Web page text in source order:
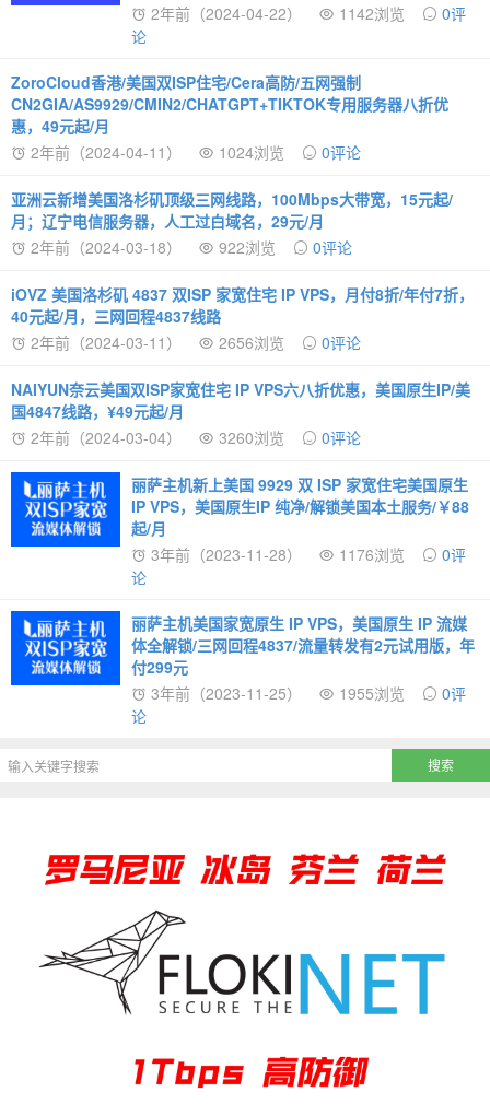
2年前（2024-04-22）
1142浏览
0评
论
ZoroCloud香港/美国双ISP住宅/Cera高防/五网强制
CN2GIA/AS9929/CMIN2/CHATGPT+TIKTOK专用服务器八折优
惠，49元起/月
2年前（2024-04-11）
1024浏览 0评论
亚洲云新增美国洛杉矶顶级三网线路，100Mbps大带宽，15元起/
月；辽宁电信服务器，人工过白域名，29元/月
2年前（2024-03-18）
922浏览 0评论
iOVZ 美国洛杉矶 4837 双ISP 家宽住宅 IP VPS，月付8折/年付7折，
40元起/月，三网回程4837线路
2年前（2024-03-11）
2656浏览 0评论
NAIYUN奈云美国双ISP家宽住宅 IP VPS六八折优惠，美国原生IP/美
国4847线路，¥49元起/月
2年前（2024-03-04）
3260浏览 0评论
丽萨主机新上美国 9929 双 ISP 家宽住宅美国原生
IP VPS，美国原生IP 纯净/解锁美国本土服务/￥88
起/月
3年前（2023-11-28）
1176浏览
0评
论
丽萨主机美国家宽原生 IP VPS，美国原生 IP 流媒
体全解锁/三网回程4837/流量转发有2元试用版，年
付299元
3年前（2023-11-25）
1955浏览
0评
论